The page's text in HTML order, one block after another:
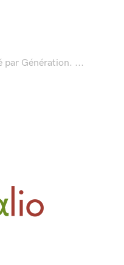
par Génération. ...